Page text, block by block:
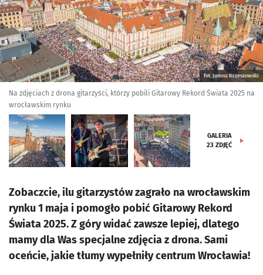
fot. Janusz Krzeszowski
Na zdjęciach z drona gitarzyści, którzy pobili Gitarowy Rekord Świata 2025 na
wrocławskim rynku
GALERIA
23 ZDJĘĆ
Zobaczcie, ilu gitarzystów zagrało na wrocławskim
rynku 1 maja i pomogło pobić Gitarowy Rekord
Świata 2025. Z góry widać zawsze lepiej, dlatego
mamy dla Was specjalne zdjęcia z drona. Sami
oceńcie, jakie tłumy wypełniły centrum Wrocławia!